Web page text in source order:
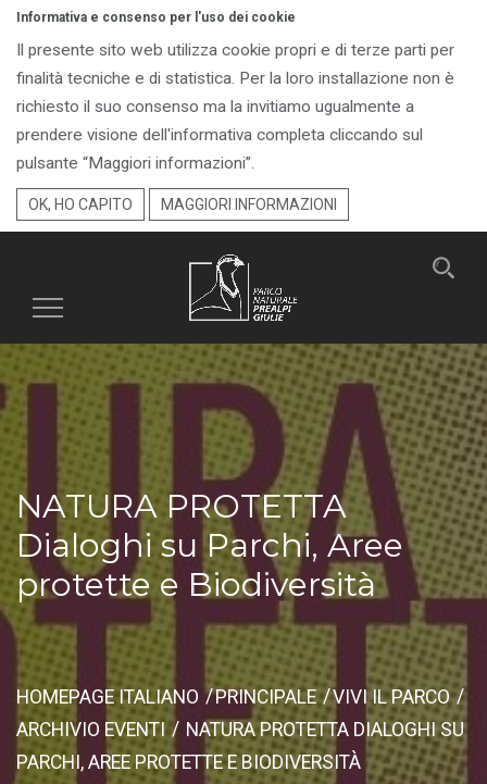
Informativa e consenso per l'uso dei cookie
Il presente sito web utilizza cookie propri e di terze parti per
finalità tecniche e di statistica. Per la loro installazione non è
richiesto il suo consenso ma la invitiamo ugualmente a
prendere visione dell'informativa completa cliccando sul
pulsante “Maggiori informazioni”.
OK, HO CAPITO MAGGIORI INFORMAZIONI
Toggle
NATURA PROTETTA
Dialoghi su Parchi, Aree
protette e Biodiversità
HOMEPAGE ITALIANO PRINCIPALE
VIVI IL PARCO
ARCHIVIO EVENTI
NATURA PROTETTA DIALOGHI SU
PARCHI, AREE PROTETTE E BIODIVERSITÀ